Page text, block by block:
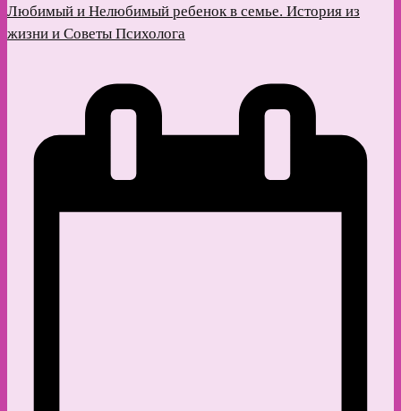
Любимый и Нелюбимый ребенок в семье. История из
жизни и Советы Психолога